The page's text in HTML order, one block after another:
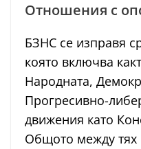
Отношения с
БЗНС се изправя
която включва
Народната,
Прогресивно-
движения като
Общото между тях